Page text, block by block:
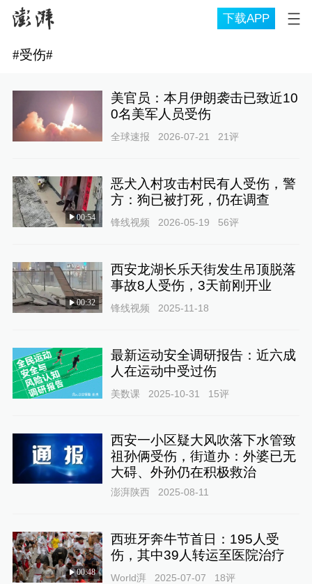
下载APP
#受伤#
美官员：本月伊朗袭击已致近10
0名美军人员受伤
全球速报 2026-07-21 21评
00:54
恶犬入村攻击村民有人受伤，警
方：狗已被打死，仍在调查
锋线视频 2026-05-19 56评
00:32
西安龙湖长乐天街发生吊顶脱落
事故8人受伤，3天前刚开业
锋线视频 2025-11-18
最新运动安全调研报告：近六成
人在运动中受过伤
美数课 2025-10-31 15评
西安一小区疑大风吹落下水管致
祖孙俩受伤，街道办：外婆已无
大碍、外孙仍在积极救治
澎湃陕西 2025-08-11
00:48
西班牙奔牛节首日：195人受
伤，其中39人转运至医院治疗
World湃 2025-07-07 18评